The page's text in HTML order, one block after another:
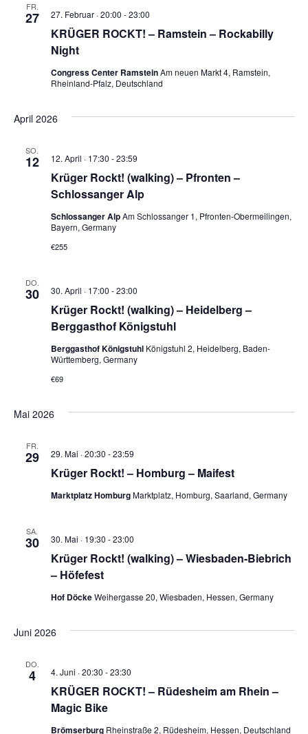
FR.
27
KRÜGER ROCKT! – Ramstein – Rockabilly
Night
27. Februar · 20:00 -23:00
Congress Center RamsteinAm neuen Markt 4, Ramstein,
Rheinland-Pfalz, Deutschland
April 2026
SO.
12
Krüger Rockt! (walking) – Pfronten –
Schlossanger Alp
12. April · 17:30 -23:59
Schlossanger AlpAm Schlossanger 1, Pfronten-Obermeilingen,
Bayern, Germany
€255
DO.
30
Krüger Rockt! (walking) – Heidelberg –
Berggasthof Königstuhl
30. April · 17:00 -23:00
Berggasthof Königstuhl Königstuhl 2, Heidelberg, Baden-
Württemberg, Germany
€69
Mai 2026
FR.
29
Krüger Rockt! – Homburg – Maifest
29. Mai · 20:30 -23:59
Marktplatz HomburgMarktplatz, Homburg, Saarland, Germany
SA.
30
Krüger Rockt! (walking) – Wiesbaden-Biebrich
– Höfefest
30. Mai · 19:30 -23:00
Hof DöckeWeihergasse 20, Wiesbaden, Hessen, Germany
Juni 2026
DO.
4
KRÜGER ROCKT! – Rüdesheim am Rhein –
Magic Bike
4. Juni · 20:30 -23:30
Brömserburg Rheinstraße 2, Rüdesheim, Hessen, Deutschland